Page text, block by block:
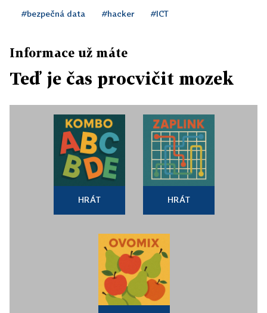
#bezpečná data #hacker #ICT
Informace už máte
Teď je čas procvičit mozek
HRÁT HRÁT